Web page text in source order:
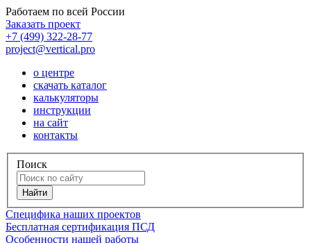
Работаем по всей России
Заказать проект
+7 (499) 322-28-77
project@vertical.pro
о центре
скачать каталог
калькуляторы
инструкции
на сайт
контакты
Поиск
Специфика наших проектов
Бесплатная сертификация ПСД
Особенности нашей работы